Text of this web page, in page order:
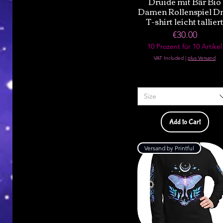
Damen Rollenspiel
T-shirt leicht talliert
Price
€30.00
10 Prozent für 10 Artikel
VAT Included |plus Versand
Size
Add to Cart
Versand by Printful